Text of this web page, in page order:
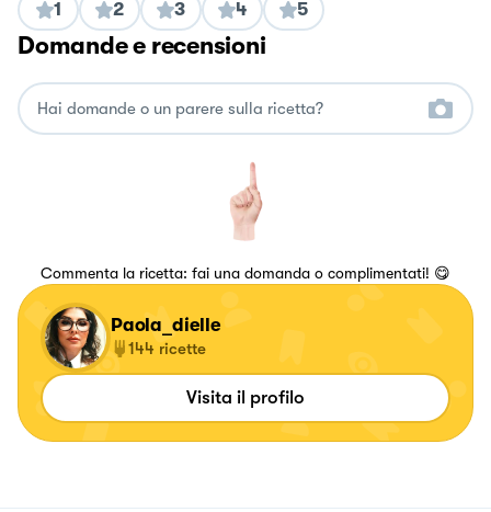
1 2 3 4 5
Domande e recensioni
Commenta la ricetta: fai una domanda o complimentati! 😋
Paola_dielle
144 ricette
Visita il profilo